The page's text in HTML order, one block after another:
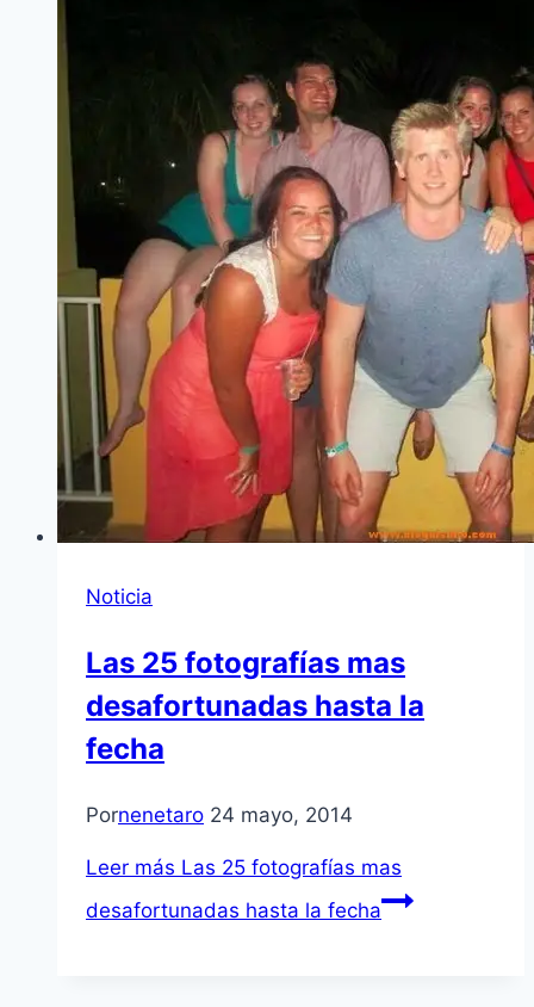
Noticia
Las 25 fotografías mas
desafortunadas hasta la
fecha
Pornenetaro 24 mayo, 2014
Leer más Las 25 fotografías mas
desafortunadas hasta la fecha